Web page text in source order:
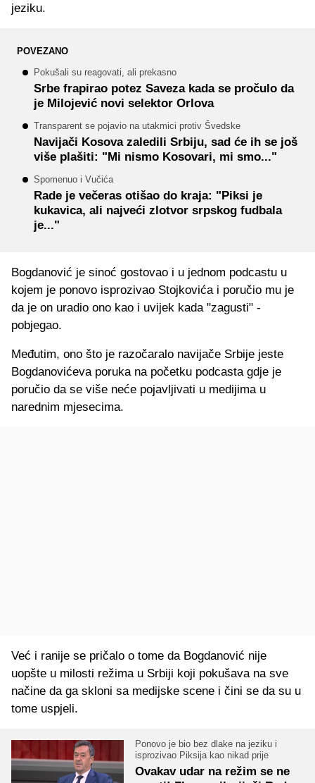
jeziku.
POVEZANO
Pokušali su reagovati, ali prekasno
Srbe frapirao potez Saveza kada se pročulo da
je Milojević novi selektor Orlova
Transparent se pojavio na utakmici protiv Švedske
Navijači Kosova zaledili Srbiju, sad će ih se još
više plašiti: "Mi nismo Kosovari, mi smo..."
Spomenuo i Vučića
Rade je večeras otišao do kraja: "Piksi je
kukavica, ali najveći zlotvor srpskog fudbala
je..."
Bogdanović je sinoć gostovao i u jednom podcastu u
kojem je ponovo isprozivao Stojkovića i poručio mu je
da je on uradio ono kao i uvijek kada "zagusti" -
pobjegao.
Međutim, ono što je razočaralo navijače Srbije jeste
Bogdanovićeva poruka na početku podcasta gdje je
poručio da se više neće pojavljivati u medijima u
narednim mjesecima.
Već i ranije se pričalo o tome da Bogdanović nije
uopšte u milosti režima u Srbiji koji pokušava na sve
načine da ga skloni sa medijske scene i čini se da su u
tome uspjeli.
Ponovo je bio bez dlake na jeziku i
isprozivao Piksija kao nikad prije
Ovakav udar na režim se ne